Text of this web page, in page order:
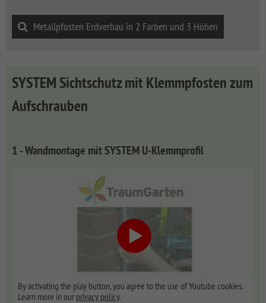
Metallpfosten Erdverbau in 2 Farben und 3 Höhen
SYSTEM Sichtschutz mit Klemmpfosten zum
Aufschrauben
1 - Wandmontage mit SYSTEM U-Klemmprofil
By activating the play button, you agree to the use of Youtube cookies.
Learn more in our privacy policy.